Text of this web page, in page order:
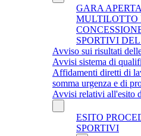
GARA
MULTILOTTO
SPORTIVI
Avviso sui risultati
Avvisi sistema di
Affidamenti diretti di
somma urgenza e di
Avvisi relativi all'esito
ESITO
SPORTIVI